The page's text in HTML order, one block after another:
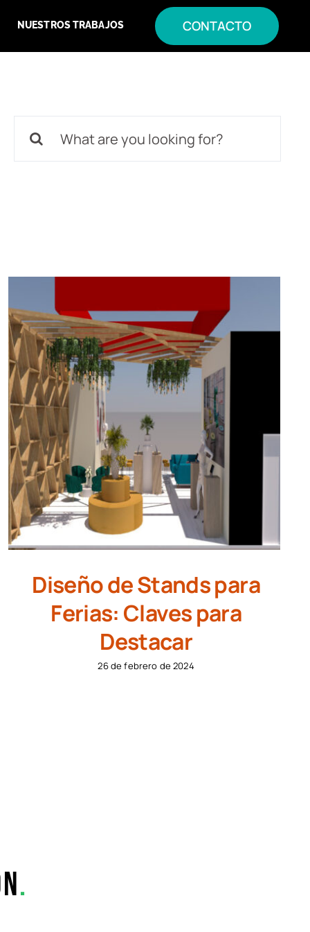
NUESTROS TRABAJOS CONTACTO
Diseño de Stands para
Ferias: Claves para
Destacar
26 de febrero de 2024
.